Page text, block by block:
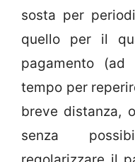
sosta per
quello per il
pagamento (ad
tempo per
breve distanza,
senza